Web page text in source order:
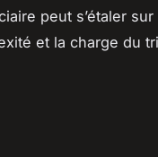
peut s’étaler sur
et la charge du